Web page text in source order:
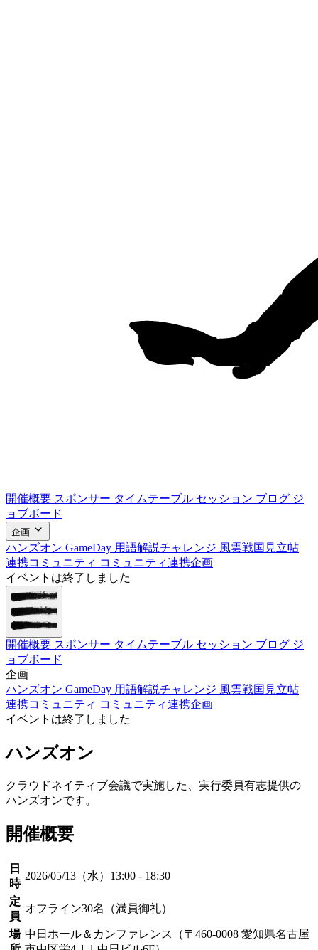
開催概要 スポンサー タイムテーブル セッション ブログ ジ
ョブボード
企画
ハンズオン GameDay 用語解説チャレンジ 風雲戦国見立帖
連携コミュニティ コミュニティ連携企画
イベントは終了しました
開催概要 スポンサー タイムテーブル セッション ブログ ジ
ョブボード
企画
ハンズオン GameDay 用語解説チャレンジ 風雲戦国見立帖
連携コミュニティ コミュニティ連携企画
イベントは終了しました
ハンズオン
クラウドネイティブ会議で実施した、 実行委員有志提供の
ハンズオンです。
開催概要
日
時
2026/05/13（水）13:00 - 18:30
定
員
オフライン30名（満員御礼）
場 中日ホール＆カンファレンス（〒460-0008 愛知県名古屋